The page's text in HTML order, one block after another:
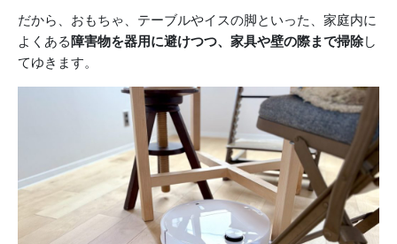
だから、おもちゃ、テーブルやイスの脚といった、家庭内に
よくある 障害物を器用に避けつつ、家具や壁の際まで掃除し
てゆきます。